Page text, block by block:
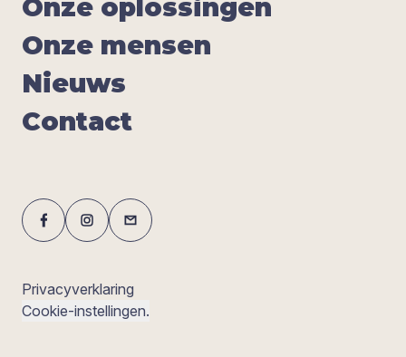
Onze oplos­sin­gen
Onze men­sen
Nieuws
Con­tact
Privacyverklaring
Cookie-instellingen.